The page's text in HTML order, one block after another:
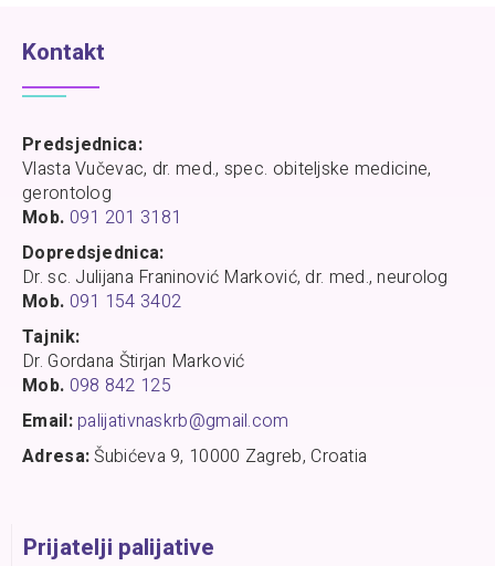
Kontakt
Predsjednica:
Vlasta Vučevac, dr. med., spec. obiteljske medicine,
gerontolog
Mob. 091 201 3181
Dopredsjednica:
Dr. sc. Julijana Franinović Marković, dr. med., neurolog
Mob. 091 154 3402
Tajnik:
Dr. Gordana Štirjan Marković
Mob. 098 842 125
Email:palijativnaskrb@gmail.com
Adresa:Šubićeva 9, 10000 Zagreb, Croatia
Prijatelji palijative